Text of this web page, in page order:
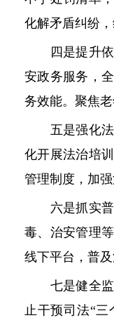
化解矛盾纠纷
四是提升依
安政务服务，
务效能。聚焦
五是强化法
化开展法治培
管理制度，加
六是抓实普
毒、治安管理
线下平台，普
七是健全监
止干预司法“